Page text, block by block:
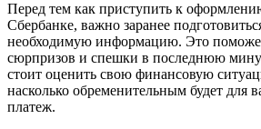
Перед тем как приступить к
Сбербанке, важно заранее
необходимую информацию. Это
сюрпризов и спешки в последнюю
стоит оценить свою финансовую
насколько обременительным будет для
платеж.